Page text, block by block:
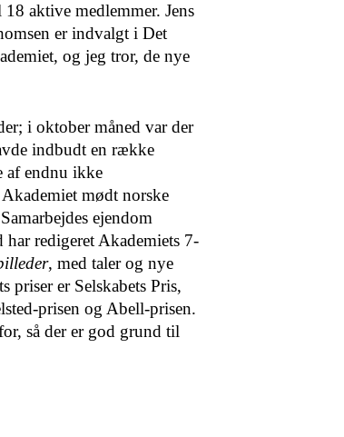
aktive medlemmer. Jens
er indvalgt i Det
og jeg tror, de nye
i okto­ber måned var der
indbudt en række
af endnu ikke
mødt norske
ejendom
redigeret Akademiets 7-
, med taler og nye
priser er Selskabets Pris,
prisen og Abell-prisen.
så der er god grund til